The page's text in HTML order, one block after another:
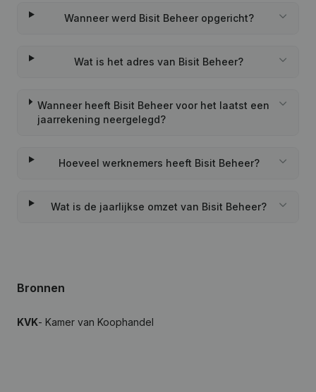
Wanneer werd Bisit Beheer opgericht?
Wat is het adres van Bisit Beheer?
Wanneer heeft Bisit Beheer voor het laatst een
jaarrekening neergelegd?
Hoeveel werknemers heeft Bisit Beheer?
Wat is de jaarlijkse omzet van Bisit Beheer?
Bronnen
KVK- Kamer van Koophandel